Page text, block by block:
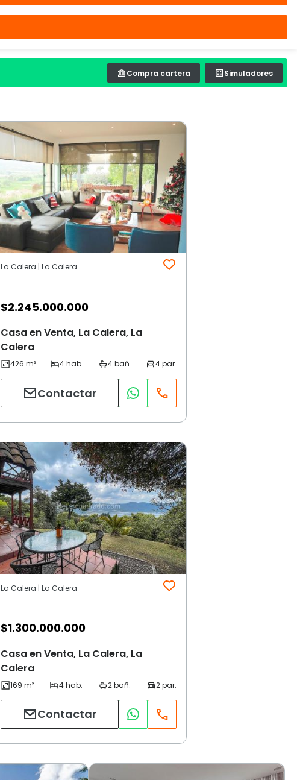
Compra cartera Simuladores
La Calera | La Calera
$2.245.000.000
Casa en Venta, La Calera, La
Calera
Contactar
La Calera | La Calera
$1.300.000.000
Casa en Venta, La Calera, La
Calera
Contactar